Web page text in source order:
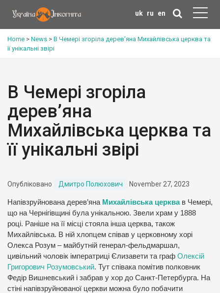
uk ru en
Home > News > В Чемері згоріла дерев’яна Михайлівська церква та
її унікальні звірі
В Чемері згоріла
дерев’яна
Михайлівська церква та
її унікальні звірі
Опубліковано Дмитро Полюхович November 27, 2023
Напівзруйнована дерев’яна Михайлівська церквав Чемері,
що на Чернігівщині була унікальною. Звели храм у 1888
році. Раніше на її місці стояла інша церква, також
Михайлівська. В ній хлопцем співав у церковному хорі
Олекса Розум – майбутній генерал-фельдмаршал,
цивільний чоловік імператриці Єлизавети та граф Олексій
Григорович Розумовський. Тут співака помітив полковник
Федір Вишневський і забрав у хор до Санкт-Петербурга. На
стіні напівзруйнованої церкви можна було побачити